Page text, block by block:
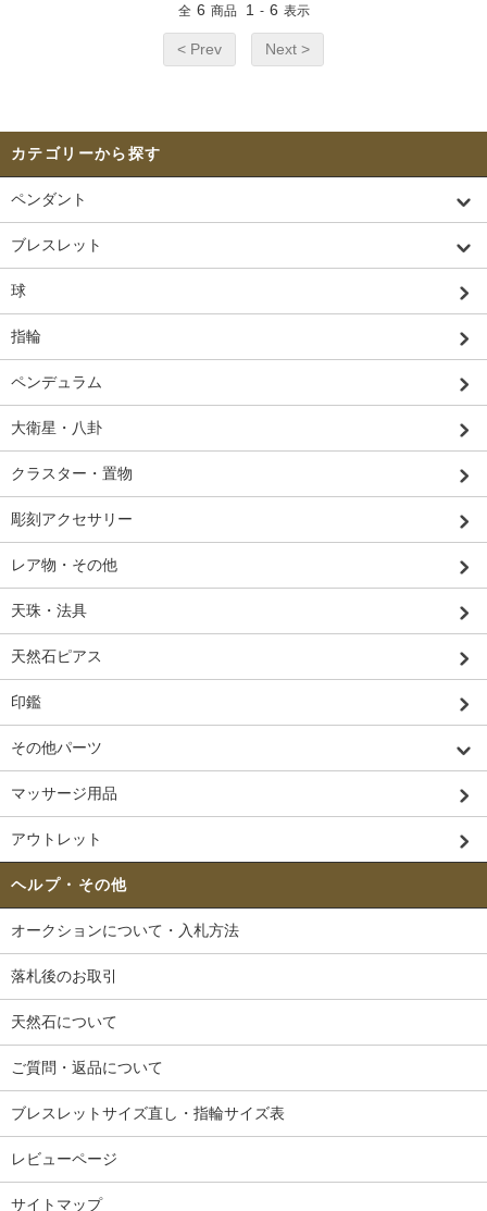
全 6 商品 1 - 6 表示
< Prev Next >
カテゴリーから探す
ペンダント
ブレスレット
球
指輪
ペンデュラム
大衛星・八卦
クラスター・置物
彫刻アクセサリー
レア物・その他
天珠・法具
天然石ピアス
印鑑
その他パーツ
マッサージ用品
アウトレット
ヘルプ・その他
オークションについて・入札方法
落札後のお取引
天然石について
ご質問・返品について
ブレスレットサイズ直し・指輪サイズ表
レビューページ
サイトマップ